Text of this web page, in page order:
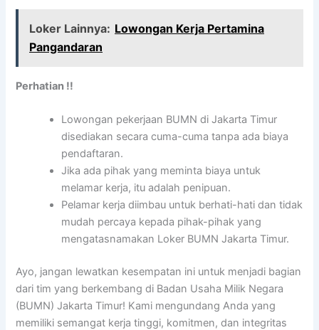
Loker Lainnya: Lowongan Kerja Pertamina
Pangandaran
Perhatian !!
Lowongan pekerjaan BUMN di Jakarta Timur
disediakan secara cuma-cuma tanpa ada biaya
pendaftaran.
Jika ada pihak yang meminta biaya untuk
melamar kerja, itu adalah penipuan.
Pelamar kerja diimbau untuk berhati-hati dan tidak
mudah percaya kepada pihak-pihak yang
mengatasnamakan Loker BUMN Jakarta Timur.
Ayo, jangan lewatkan kesempatan ini untuk menjadi bagian
dari tim yang berkembang di Badan Usaha Milik Negara
(BUMN) Jakarta Timur! Kami mengundang Anda yang
memiliki semangat kerja tinggi, komitmen, dan integritas